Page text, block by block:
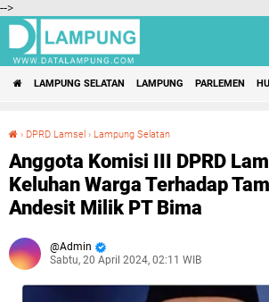
-->
LAMPUNG SELATAN LAMPUNG PARLEMEN
› DPRD Lamsel › Lampung Selatan
Anggota Komisi III DPRD
Keluhan Warga Terhadap
Andesit Milik PT Bima
Admin
Sabtu, 20 April 2024, 02:11 WIB